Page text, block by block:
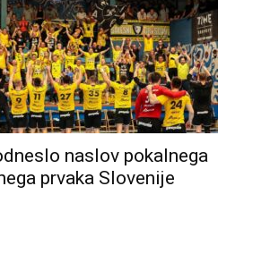
naslov pokalnega
prvaka Slovenije